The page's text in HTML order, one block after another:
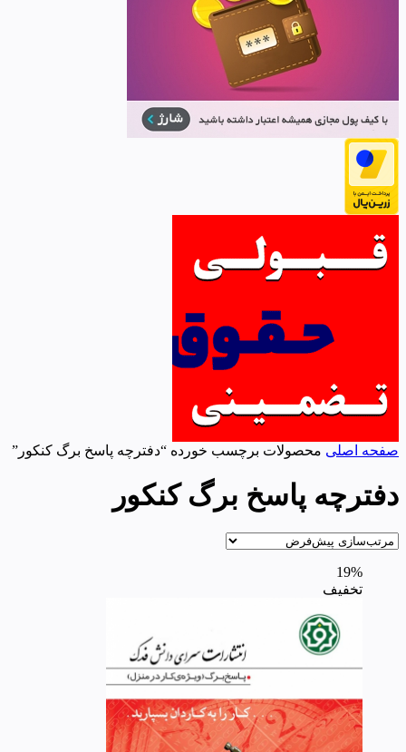
صفحه اصلی محصولات برچسب خورده “دفترچه پاسخ برگ کنکور”
دفترچه پاسخ برگ کنکور
19%
تخفیف